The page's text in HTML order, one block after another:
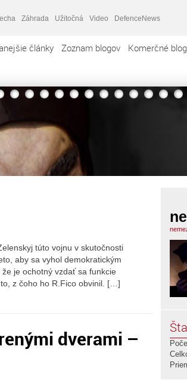
Záhrada Užitočná Video DefenceNews
články Zoznam blogov Komerčné
túto vojnu v skutočnosti
aby sa vyhol demokratickým
je ochotný vzdať sa funkcie
z čoho ho R.Fico obvinil. […]
dverami –